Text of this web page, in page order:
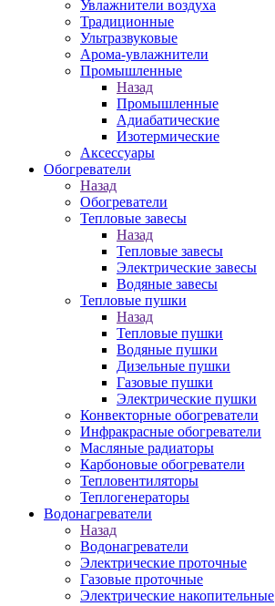
Увлажнители воздуха
Традиционные
Ультразвуковые
Арома-увлажнители
Промышленныe
Назад
Промышленныe
Адиабатические
Изотермические
Аксессуары
Обогреватели
Назад
Обогреватели
Тепловые завесы
Назад
Тепловые завесы
Электрические завесы
Водяные завесы
Тепловые пушки
Назад
Тепловые пушки
Водяные пушки
Дизельные пушки
Газовые пушки
Электрические пушки
Конвекторные обогреватели
Инфракрасные обогреватели
Масляные радиаторы
Карбоновые обогреватели
Тепловентиляторы
Теплогенераторы
Водонагреватели
Назад
Водонагреватели
Электрические проточные
Газовые проточные
Электрические накопительные